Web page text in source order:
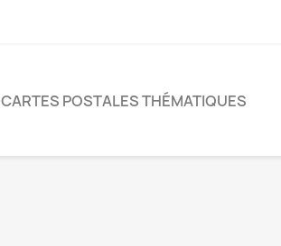
CARTES POSTALES THÉMATIQUES